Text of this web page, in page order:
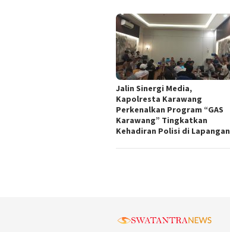
Jalin Sinergi Media,
Kapolresta Karawang
Perkenalkan Program “GAS
Karawang” Tingkatkan
Kehadiran Polisi di Lapangan